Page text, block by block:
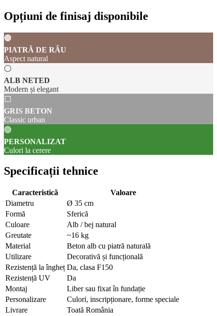
Opțiuni de finisaj disponibile
🟤
PIATRĂ DE RÂU
Aspect natural
⚪
ALB NETED
Modern și elegant
⬜
GRIS BETON
Classic urban
🟢
PERSONALIZAT
Culori la cerere
Specificații tehnice
Caracteristică
Valoare
Diametru
Ø 35 cm
Formă
Sferică
Culoare
Alb / bej natural
Greutate
~16 kg
Material
Beton alb cu piatră naturală
Utilizare
Decorativă și funcțională
Rezistență la îngheț Da, clasa F150
Rezistență UV
Da
Montaj
Liber sau fixat în fundație
Personalizare
Culori, inscripționare, forme speciale
Livrare
Toată România